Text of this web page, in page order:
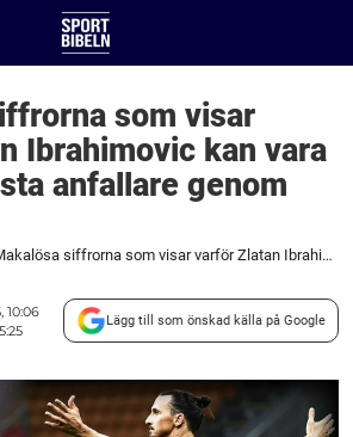
som visar
Ibrahimovic kan vara
anfallare genom
Makalösa siffrorna som visar varför Zlatan Ibrahimovic kan vara världens bästa anfallare genom tiderna
10:06
Lägg till som önskad källa på Google